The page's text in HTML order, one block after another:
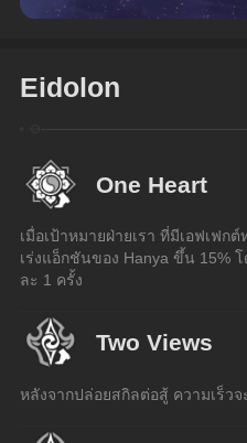
Eidolon
One Heart
เมื่อเป้าหมายฝ่ายเรา ที่มีเอฟเฟก
เร่งแอ็กชันของ Hanya ขึ้น 15%
ละ 1 ครั้ง
Two Views
หลังจากปล่อยสกิลต่อสู้ ความเร็ว